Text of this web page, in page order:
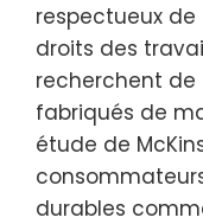
respectueux de
droits des
recherchent de
fabriqués de
étude de
durables